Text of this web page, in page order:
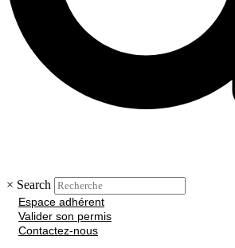
× Search
Espace adhérent
Valider son permis
Contactez-nous